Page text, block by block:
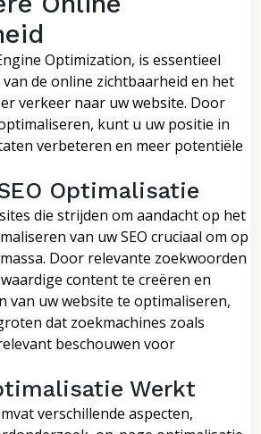
Optimization, is essentieel
de online zichtbaarheid en het
verkeer naar uw website. Door
kunt u uw positie in
verbeteren en meer potentiële
Optimalisatie
die strijden om aandacht op het
van uw SEO cruciaal om op
Door relevante zoekwoorden
content te creëren en
van uw website te optimaliseren,
dat zoekmachines zoals
beschouwen voor
Werkt
verschillende aspecten,